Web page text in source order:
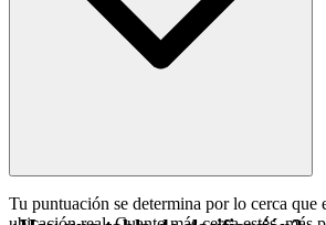
Tu puntuación se determina por lo cerca que